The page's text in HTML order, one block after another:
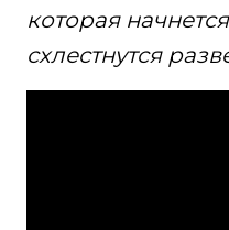
которая
схлестнутся